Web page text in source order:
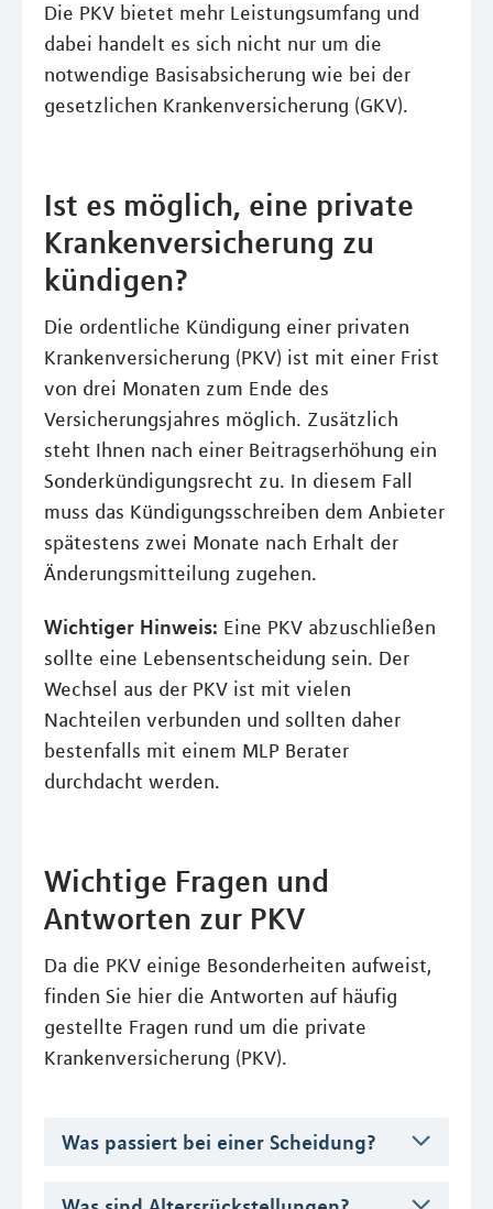
Die PKV bietet mehr Leistungsumfang und
dabei handelt es sich nicht nur um die
notwendige Basisabsicherung wie bei der
gesetzlichen Krankenversicherung (GKV).
Ist es möglich, eine private
Krankenversicherung zu
kündigen?
Die ordentliche Kündigung einer privaten
Krankenversicherung (PKV) ist mit einer Frist
von drei Monaten zum Ende des
Versicherungsjahres möglich. Zusätzlich
steht Ihnen nach einer Beitragserhöhung ein
Sonderkündigungsrecht zu. In diesem Fall
muss das Kündigungsschreiben dem Anbieter
spätestens zwei Monate nach Erhalt der
Änderungsmitteilung zugehen.
Wichtiger Hinweis: Eine PKV abzuschließen
sollte eine Lebensentscheidung sein. Der
Wechsel aus der PKV ist mit vielen
Nachteilen verbunden und sollten daher
bestenfalls mit einem MLP Berater
durchdacht werden.
Wichtige Fragen und
Antworten zur PKV
Da die PKV einige Besonderheiten aufweist,
finden Sie hier die Antworten auf häufig
gestellte Fragen rund um die private
Krankenversicherung (PKV).
Was passiert bei einer Scheidung?